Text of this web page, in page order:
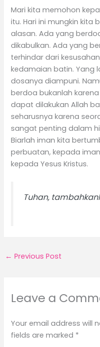
Mari kita memohon
itu. Hari ini mungkin kita
alasan. Ada yang
dikabulkan. Ada yang
terhindar dari
kedamaian batin. Yang
dosanya diampuni.
berdoa bukanlah
dapat dilakukan Allah
seharusnya karena
sangat penting dalam
Biarlah iman kita
perbuatan, kepada
kepada Yesus Kristus.
Tuhan,
← Previous Post
Leave a
Your email address will
fields are marked *